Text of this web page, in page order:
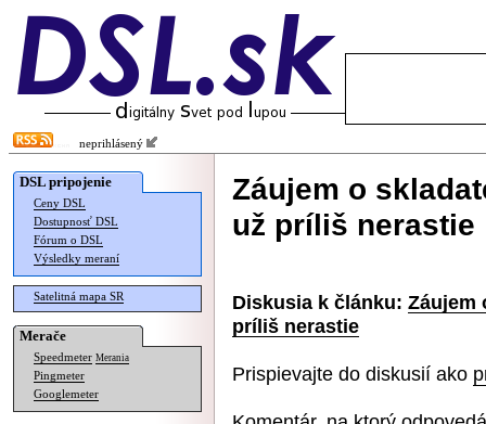
neprihlásený
DSL pripojenie
Ceny DSL
Dostupnosť DSL
Fórum o DSL
Výsledky meraní
Satelitná mapa SR
Merače
Speedmeter Merania
Pingmeter
Googlemeter
Záujem o
už príliš nerastie
Diskusia k článku: Záujem
príliš nerastie
Prispievajte do diskusií ako